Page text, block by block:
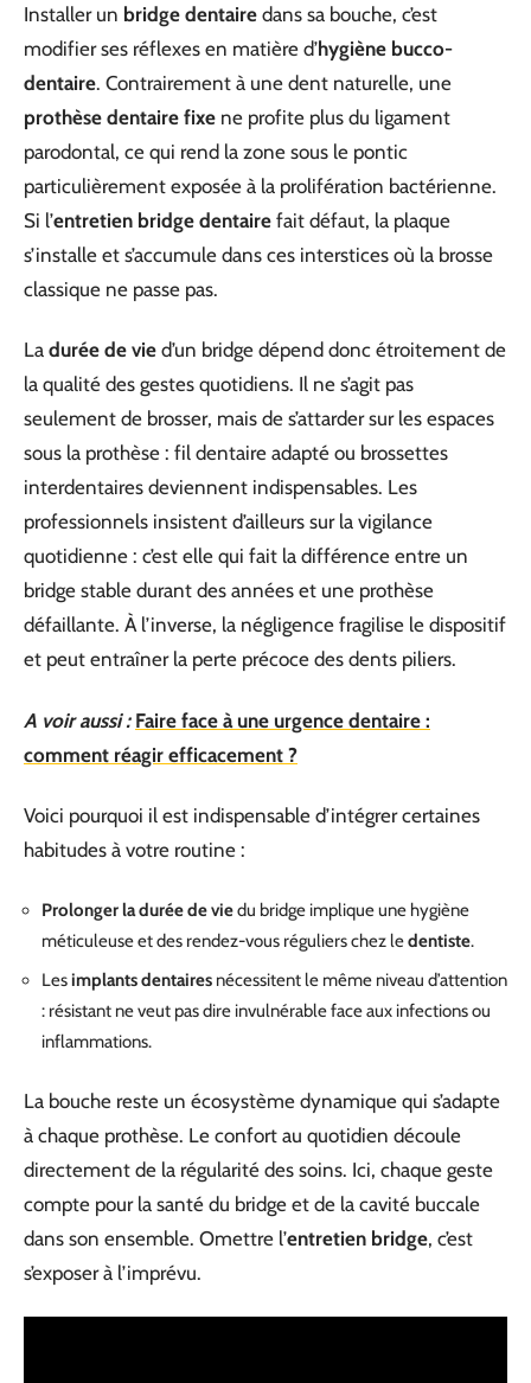
Installer un bridge dentaire dans sa bouche, c’est
modifier ses réflexes en matière d’hygiène bucco-
dentaire. Contrairement à une dent naturelle, une
prothèse dentaire fixe ne profite plus du ligament
parodontal, ce qui rend la zone sous le pontic
particulièrement exposée à la prolifération bactérienne.
Si l’entretien bridge dentaire fait défaut, la plaque
s’installe et s’accumule dans ces interstices où la brosse
classique ne passe pas.
La durée de vie d’un bridge dépend donc étroitement de
la qualité des gestes quotidiens. Il ne s’agit pas
seulement de brosser, mais de s’attarder sur les espaces
sous la prothèse : fil dentaire adapté ou brossettes
interdentaires deviennent indispensables. Les
professionnels insistent d’ailleurs sur la vigilance
quotidienne : c’est elle qui fait la différence entre un
bridge stable durant des années et une prothèse
défaillante. À l’inverse, la négligence fragilise le dispositif
et peut entraîner la perte précoce des dents piliers.
A voir aussi : Faire face à une urgence dentaire :
comment réagir efficacement ?
Voici pourquoi il est indispensable d’intégrer certaines
habitudes à votre routine :
Prolonger la durée de viedu bridge implique une hygiène
méticuleuse et des rendez-vous réguliers chez ledentiste.
Lesimplants dentaires nécessitent le même niveau d’attention
: résistant ne veut pas dire invulnérable face aux infections ou
inflammations.
La bouche reste un écosystème dynamique qui s’adapte
à chaque prothèse. Le confort au quotidien découle
directement de la régularité des soins. Ici, chaque geste
compte pour la santé du bridge et de la cavité buccale
dans son ensemble. Omettre l’entretien bridge, c’est
s’exposer à l’imprévu.